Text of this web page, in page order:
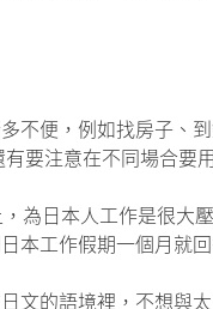
不便，例如找房子、
要注意在不同場合要
為日本人工作是很大
本工作假期一個月就
文的語境裡，不想與